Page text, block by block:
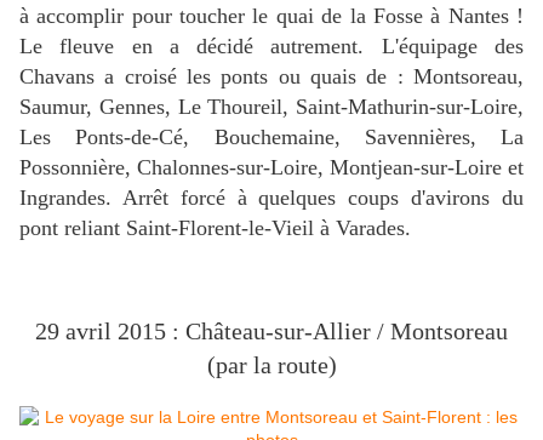
à accomplir pour toucher le quai de la Fosse à Nantes !
Le fleuve en a décidé autrement. L'équipage des
Chavans a croisé les ponts ou quais de : Montsoreau,
Saumur, Gennes, Le Thoureil, Saint-Mathurin-sur-Loire,
Les Ponts-de-Cé, Bouchemaine, Savennières, La
Possonnière, Chalonnes-sur-Loire, Montjean-sur-Loire et
Ingrandes. Arrêt forcé à quelques coups d'avirons du
pont reliant Saint-Florent-le-Vieil à Varades.
29 avril 2015 : Château-sur-Allier / Montsoreau
(par la route)